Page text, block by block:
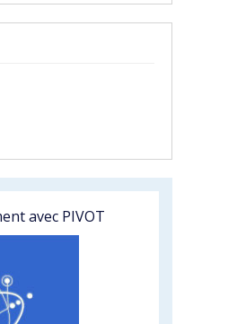
avec PIVOT